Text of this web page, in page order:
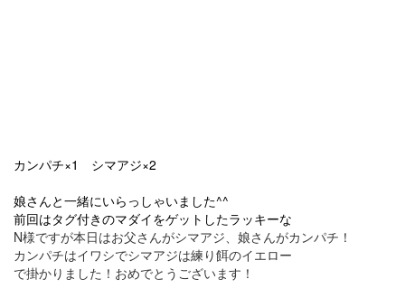
カンパチ×1 シマアジ×2
娘さんと一緒にいらっしゃいました^^
前回はタグ付きのマダイをゲットしたラッキーな
N様ですが本日はお父さんがシマアジ、娘さんがカンパチ！
カンパチはイワシでシマアジは練り餌のイエロー
で掛かりました！おめでとうございます！